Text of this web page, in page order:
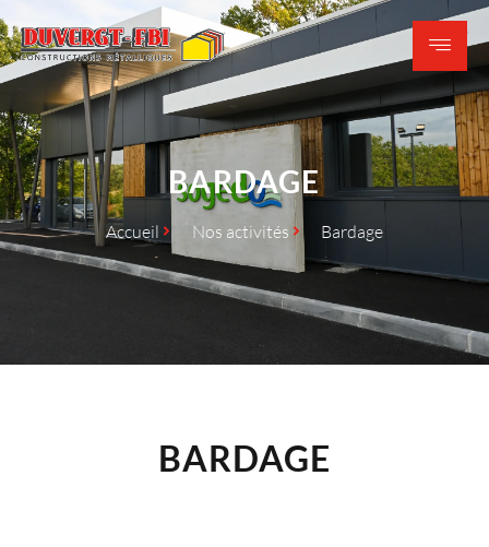
BARDAGE
Accueil Nos activités Bardage
BARDAGE